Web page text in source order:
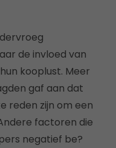
de invloed van
kooplust. Meer
gaf aan dat
reden zijn om een
factoren die
negatief be?